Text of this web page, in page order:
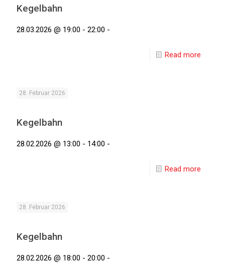
Kegelbahn
28.03.2026 @ 19:00 - 22:00 -
Read more
28. Februar 2026
Kegelbahn
28.02.2026 @ 13:00 - 14:00 -
Read more
28. Februar 2026
Kegelbahn
28.02.2026 @ 18:00 - 20:00 -